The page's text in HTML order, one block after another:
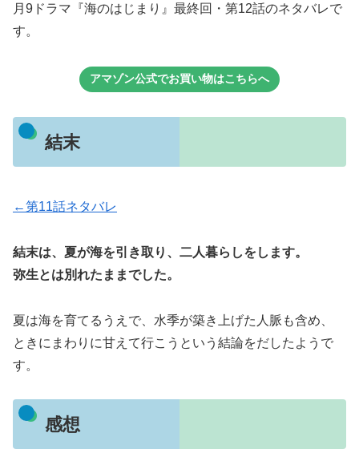
月9ドラマ『海のはじまり』最終回・第12話のネタバレで
す。
アマゾン公式でお買い物はこちらへ
結末
←第11話ネタバレ
結末は、夏が海を引き取り、二人暮らしをします。
弥生とは別れたままでした。
夏は海を育てるうえで、水季が築き上げた人脈も含め、
ときにまわりに甘えて行こうという結論をだしたようで
す。
感想